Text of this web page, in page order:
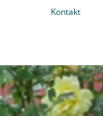
Kontakt